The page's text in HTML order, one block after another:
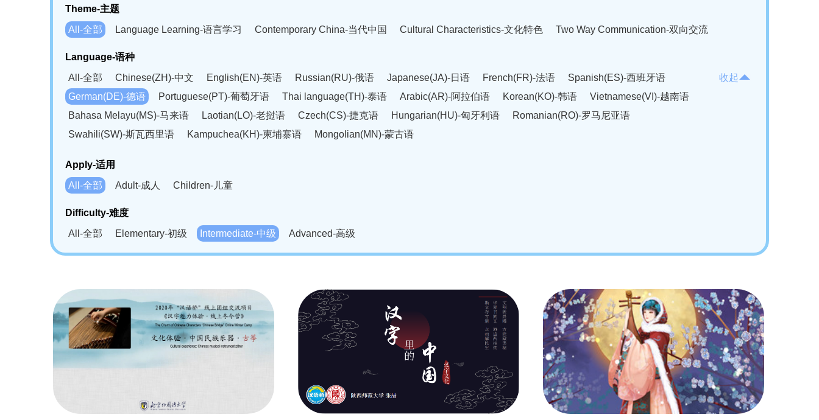
Theme-主题
All-全部
Language Learning-语言学习 Contemporary China-当代中国 Cultural Characteristics-文化特色 Two Way Communication-双向交流
Language-语种
All-全部
Chinese(ZH)-中文 English(EN)-英语 Russian(RU)-俄语 Japanese(JA)-日语 French(FR)-法语
Spanish(ES)-西班牙语
German(DE)-德语
Portuguese(PT)-葡萄牙语 Thai language(TH)-泰语 Arabic(AR)-阿拉伯语 Korean(KO)-韩语
Vietnamese(VI)-越南语
Bahasa Melayu(MS)-马来语
Laotian(LO)-老挝语 Czech(CS)-捷克语 Hungarian(HU)-匈牙利语
Romanian(RO)-罗马尼亚语
Swahili(SW)-斯瓦西里语
Kampuchea(KH)-柬埔寨语 Mongolian(MN)-蒙古语
收起
Apply-适用
All-全部
Adult-成人 Children-儿童
Difficulty-难度
All-全部
Elementary-初级 Intermediate-中级 Advanced-高级